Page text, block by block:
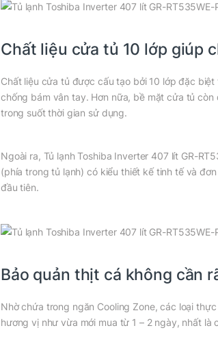
Chất liệu cửa tủ 10 lớp giúp
Chất liệu cửa tủ được cấu tạo bởi 10 lớp đặc
chống bám vân tay. Hơn nữa, bề mặt cửa tủ
trong suốt thời gian sử dụng.
Ngoài ra, Tủ lạnh Toshiba Inverter 407 lít GR-
(phía trong tủ lạnh) có kiểu thiết kế tinh tế và
đầu tiên.
Bảo quản thịt cá không cần
Nhờ chứa trong ngăn Cooling Zone, các loại
hương vị như vừa mới mua từ 1 – 2 ngày, nhất